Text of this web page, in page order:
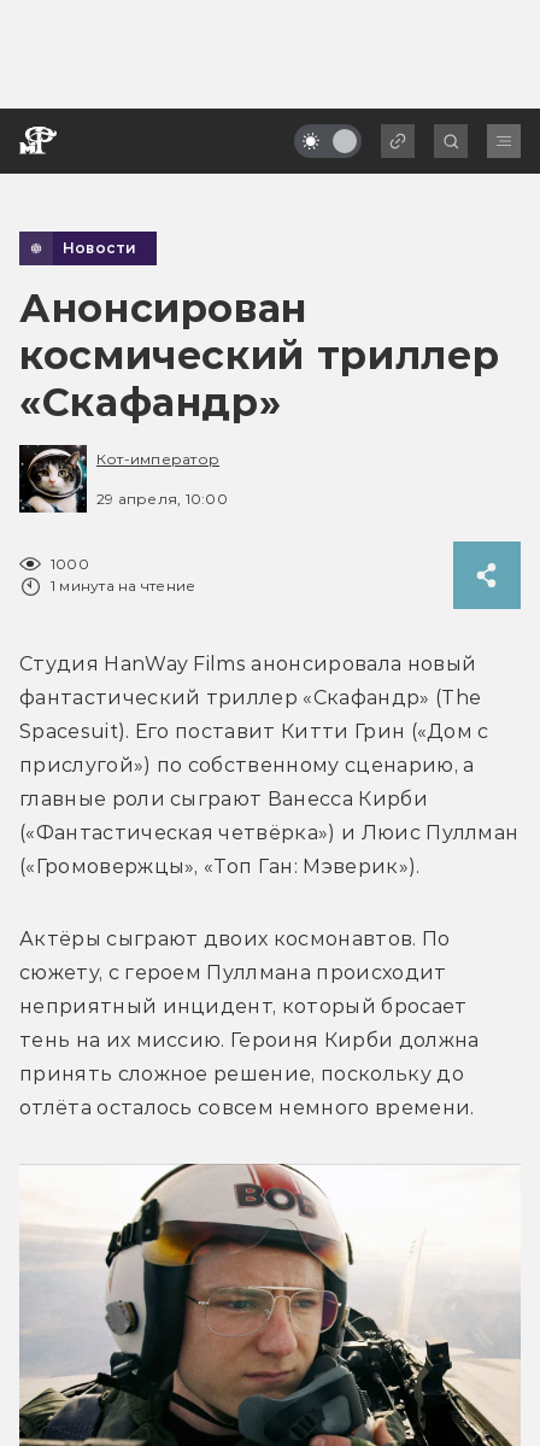
Новости
Анонсирован
космический триллер
«Скафандр»
Кот-император
29 апреля, 10:00
1000
1 минута на чтение
Студия HanWay Films анонсировала новый
фантастический триллер «Скафандр» (The
Spacesuit). Его поставит Китти Грин («Дом с
прислугой») по собственному сценарию, а
главные роли сыграют Ванесса Кирби
(«Фантастическая четвёрка») и Люис Пуллман
Актёры сыграют двоих космонавтов. По
сюжету, с героем Пуллмана происходит
неприятный инцидент, который бросает
тень на их миссию. Героиня Кирби должна
принять сложное решение, поскольку до
отлёта осталось совсем немного времени.